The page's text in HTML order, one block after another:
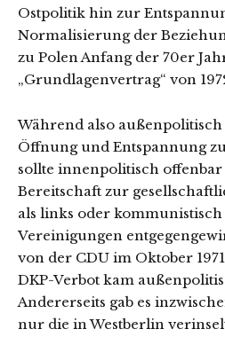
Ostpolitik hin zur
Normalisierung der
zu Polen Anfang der 70er
„Grundlagenvertrag“ von
Während also
Öffnung und Entspannung
sollte innenpolitisch
Bereitschaft zur
als links oder
Vereinigungen
von der CDU im Oktober
DKP-Verbot kam
Andererseits gab es
nur die in Westberlin